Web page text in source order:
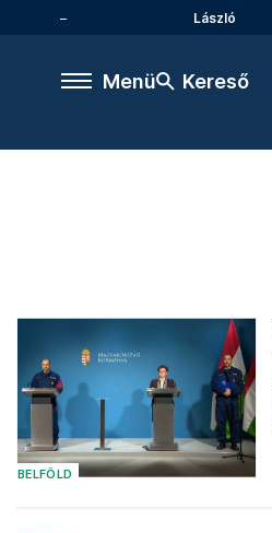
László
Menü Kereső
BELFÖLD